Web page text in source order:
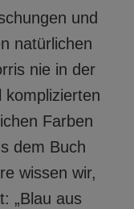
und
natürlichen
nie in der
komplizierten
Farben
dem Buch
wissen wir,
„Blau aus